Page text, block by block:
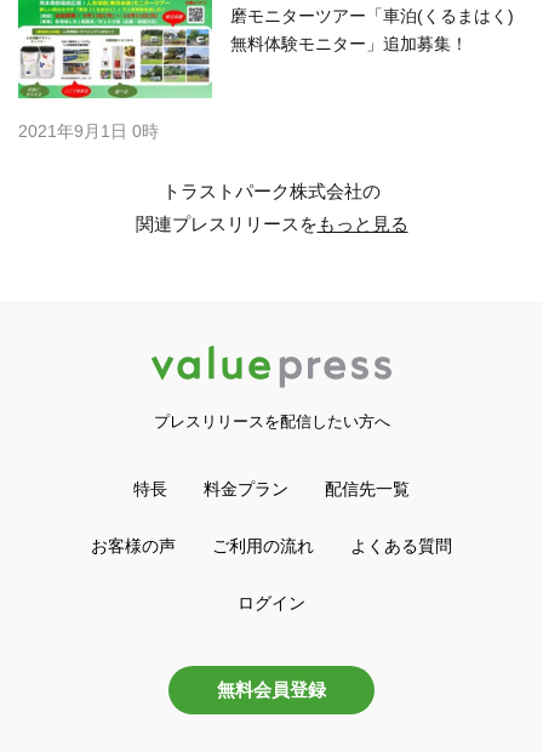
磨モニターツアー「車泊(くるまはく)
無料体験モニター」追加募集！
2021年9月1日 0時
トラストパーク株式会社の
関連プレスリリースをもっと見る
プレスリリースを配信したい方へ
特長 料金プラン 配信先一覧
お客様の声 ご利用の流れ よくある質問
ログイン
無料会員登録